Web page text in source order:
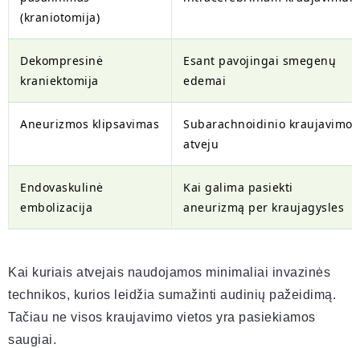
(kraniotomija)
Dekompresinė
kraniektomija
Esant pavojingai smegenų
edemai
Aneurizmos klipsavimas
Subarachnoidinio kraujavimo
atveju
Endovaskulinė
embolizacija
Kai galima pasiekti
aneurizmą per kraujagysles
Kai kuriais atvejais naudojamos minimaliai invazinės
technikos, kurios leidžia sumažinti audinių pažeidimą.
Tačiau ne visos kraujavimo vietos yra pasiekiamos
saugiai.